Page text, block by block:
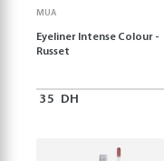
MUA
Eyeliner Intense Colour -
Russet
35 DH